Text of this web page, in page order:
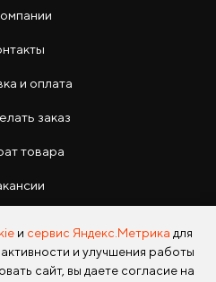
и оплата
заказ
товара
и сервис Яндекс.Метрика для
и улучшения работы
сайт, вы даете согласие на